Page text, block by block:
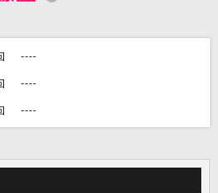
----
----
----